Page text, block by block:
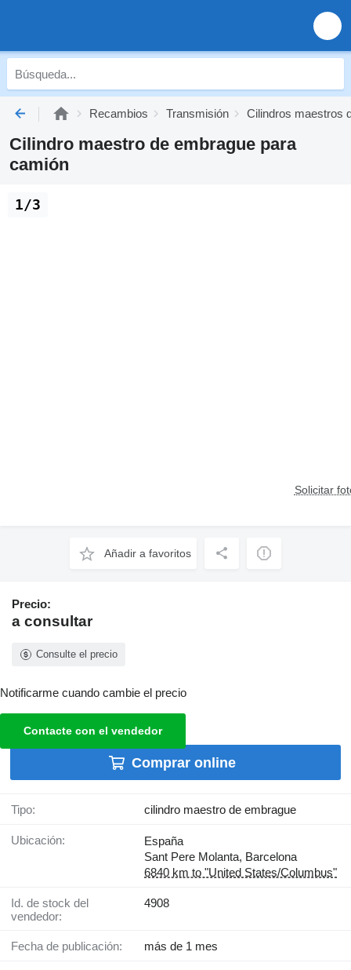
Recambios Transmisión Cilindros maestros
Cilindro maestro de embrague para
camión
Solicitar
1/3
Añadir a favoritos
Precio:
a consultar
Consulte el precio
Notificarme cuando cambie el precio
Contacte con el vendedor
Comprar online
Tipo: cilindro maestro de embrague
Ubicación:
España
Sant Pere Molanta, Barcelona
6840 km to "United States/Columbus"
Id. de stock del
vendedor:
4908
Fecha de publicación: más de 1 mes